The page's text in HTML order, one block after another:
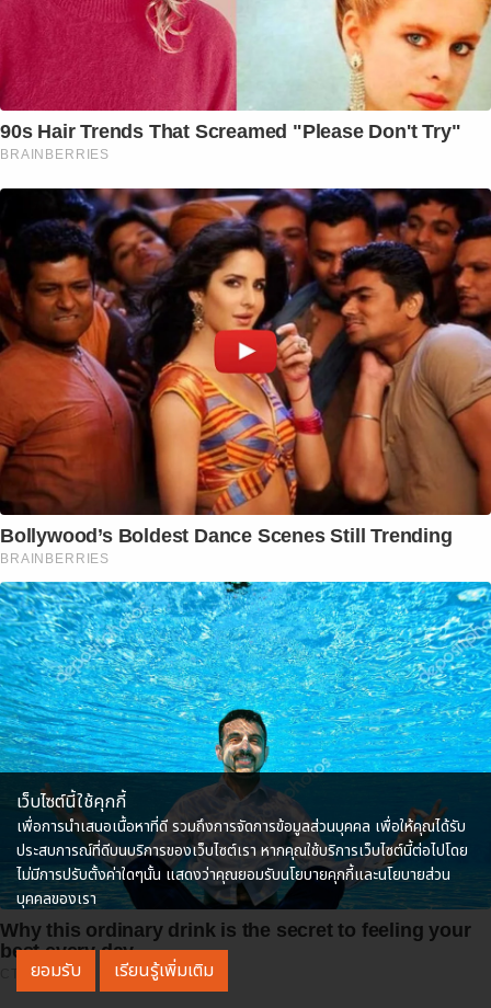
90s Hair Trends That Screamed "Please Don't Try"
BRAINBERRIES
Bollywood’s Boldest Dance Scenes Still Trending
BRAINBERRIES
Why this ordinary drink is the secret to feeling your
best every day
CTA LOVE
เว็บไซต์นี้ใช้คุกกี้
เพื่อการนำเสนอเนื้อหาที่ดี รวมถึงการจัดการข้อมูลส่วนบุคคล เพื่อให้คุณได้รับ
ประสบการณ์ที่ดีบนบริการของเว็บไซต์เรา หากคุณใช้บริการเว็บไซต์นี้ต่อไปโดย
ไม่มีการปรับตั้งค่าใดๆนั้น แสดงว่าคุณยอมรับนโยบายคุกกี้และนโยบายส่วน
บุคคลของเรา
ยอมรับ เรียนรู้เพิ่มเติม